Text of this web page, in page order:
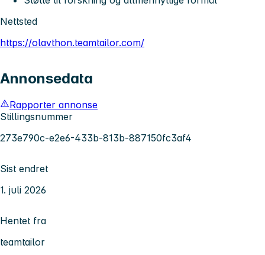
Nettsted
https://olavthon.teamtailor.com/
Annonsedata
Rapporter annonse
Stillingsnummer
273e790c-e2e6-433b-813b-887150fc3af4
Sist endret
1. juli 2026
Hentet fra
teamtailor